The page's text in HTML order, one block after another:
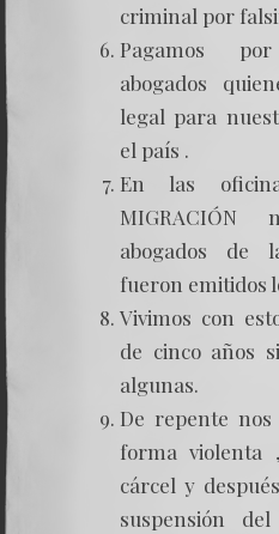
criminal por
Pagamos
abogados
legal para
el país .
En las
abogados de
fueron emitidos
Vivimos con
de cinco años
algunas.
De repente
forma
cárcel y
suspensión